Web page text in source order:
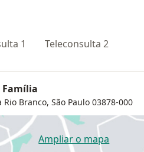
1 Teleconsulta 2
Família
Rio Branco, São Paulo 03878-000
Ampliar o mapa
abre num